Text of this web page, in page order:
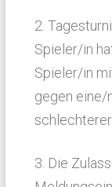
2.
Spieler/in
Spieler/in
gegen eine/
schlechterer
3. Die